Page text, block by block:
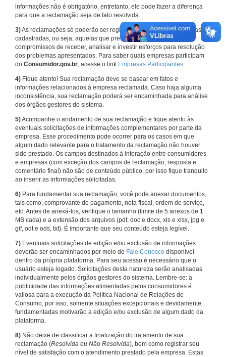
informações não é obrigatório, entretanto, ele pode fazer a diferença
para que a reclamação seja de fato resolvida.
3)As reclamações só poderão ser registradas em face de empresas
cadastradas, ou seja, aquelas que previamente assumiram
compromissos de receber, analisar e investir esforços para resolução
dos problemas apresentados. Para saber quais empresas participam
do Consumidor.gov.br, acesse o link Empresas Participantes.
4) Fique atento! Sua reclamação deve se basear em fatos e
informações relacionados à empresa reclamada. Caso haja alguma
inconsistência, sua reclamação poderá ser encaminhada para análise
dos órgãos gestores do sistema.
5)Acompanhe o andamento de sua reclamação e fique atento às
eventuais solicitações de informações complementares por parte da
empresa. Esse procedimento pode ocorrer para os casos em que
algum dado relevante para o tratamento da reclamação não houver
sido prestado. Os campos destinados à interação entre consumidores
e empresas (com exceção dos campos de reclamação, resposta e
comentário final) não são de conteúdo público, por isso fique tranquilo
ao inserir as informações solicitadas.
6) Para fundamentar sua reclamação, você pode anexar documentos,
tais como, comprovante de pagamento, nota fiscal, ordem de serviço,
etc. Antes de anexá-los, verifique o tamanho (limite de 5 anexos de 1
MB cada) e a extensão dos arquivos (pdf, doc e docx, xls e xlsx, jpg e
gif, odt e ods, txt). É importante que seu conteúdo esteja legível.
7) Eventuais solicitações de edição e/ou exclusão de informações
deverão ser encaminhados por meio do Fale Conosco disponível
dentro da própria plataforma. Para seu acesso é necessário que o
usuário esteja logado. Solicitações desta natureza serão analisadas
individualmente pelos órgãos gestores do sistema. Lembre-se: a
publicidade das informações alimentadas pelos consumidores é
valiosa para a execução da Política Nacional de Relações de
Consumo, por isso, somente situações excepcionais e devidamente
fundamentadas motivarão a edição e/ou exclusão de algum dado da
plataforma.
8) Não deixe de classificar a finalização do tratamento de sua
reclamação (Resolvida ou Não Resolvida), bem como registrar seu
nível de satisfação com o atendimento prestado pela empresa. Estas